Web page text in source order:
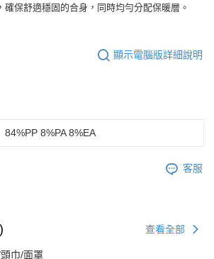
確保舒適穩固的合身，同時均勻分配保暖層。
顯示電腦版詳細說明
84%PP 8%PA 8%EA
客服
查看全部
巾/面罩